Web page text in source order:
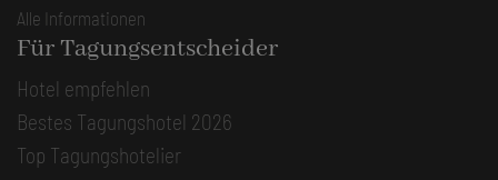
Alle Informationen
Für Tagungsentscheider
Hotel empfehlen
Bestes Tagungshotel 2026
Top Tagungshotelier